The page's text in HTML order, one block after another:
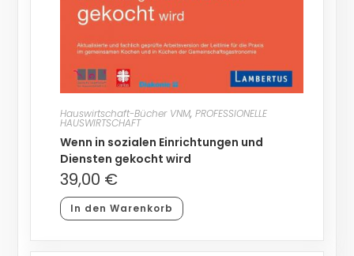
Hauswirtschaft-Bücher VNM, PROFESSIONELLE
HAUSWIRTSCHAFT
Wenn in sozialen Einrichtungen und
Diensten gekocht wird
39,00 €
In den Warenkorb